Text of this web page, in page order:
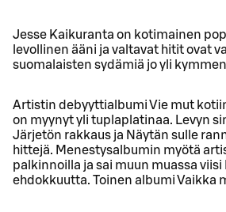
Jesse Kaikuranta on kotimainen
levollinen ääni ja valtavat hitit ovat
suomalaisten sydämiä jo yli
Artistin debyyttialbumi Vie mut
on myynyt yli tuplaplatinaa. Levyn
Järjetön rakkaus ja Näytän sulle
hittejä. Menestysalbumin myötä
palkinnoilla ja sai muun muassa
ehdokkuutta. Toinen albumi Vaikka